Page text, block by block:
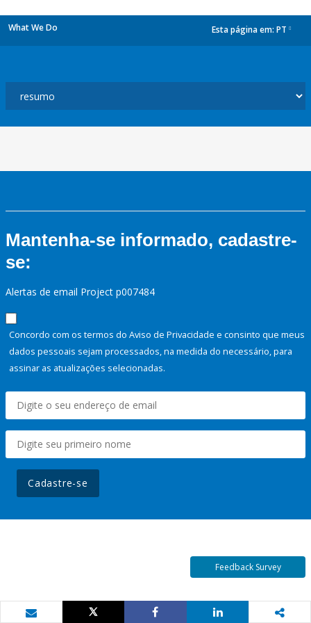
What We Do Esta página em: PT
Mantenha-se informado, cadastre-
se:
Alertas de email Project p007484
Concordo com os termos do Aviso de Privacidade e consinto que meus
dados pessoais sejam processados, na medida do necessário, para
assinar as atualizações selecionadas.
Cadastre-se
Feedback Survey